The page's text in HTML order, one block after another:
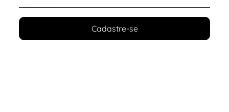
Cadastre-se